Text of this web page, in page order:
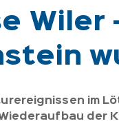
Wiler
im